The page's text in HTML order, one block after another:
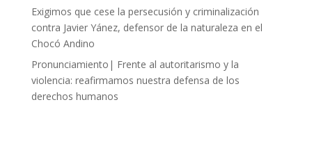
Exigimos que cese la persecusión y criminalización
contra Javier Yánez, defensor de la naturaleza en el
Chocó Andino
Pronunciamiento| Frente al autoritarismo y la
violencia: reafirmamos nuestra defensa de los
derechos humanos